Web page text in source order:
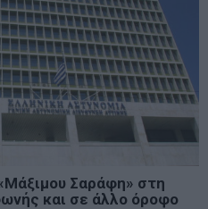
Σαράφη» στη
και σε άλλο όροφο